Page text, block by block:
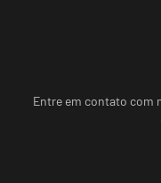
Entre em contato com